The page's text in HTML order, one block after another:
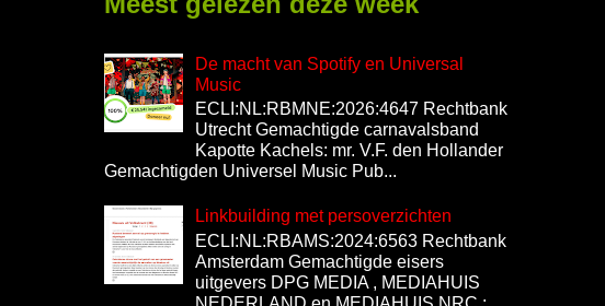
De macht van Spotify en Universal
Music
ECLI:NL:RBMNE:2026:4647 Rechtbank
Utrecht Gemachtigde carnavalsband
Kapotte Kachels: mr. V.F. den Hollander
Gemachtigden Universel Music Pub...
Linkbuilding met persoverzichten
ECLI:NL:RBAMS:2024:6563 Rechtbank
Amsterdam Gemachtigde eisers
uitgevers DPG MEDIA , MEDIAHUIS